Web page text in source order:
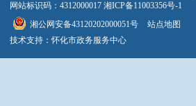
网站标识码：4312000017 湘ICP备11003356号-1
湘公网安备43120202000051号
站点地图
技术支持：怀化市政务服务中心